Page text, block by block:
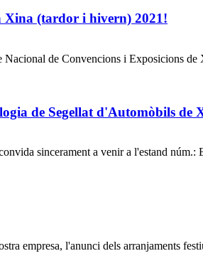
Xina (tardor i hivern) 2021!
de Convencions i Exposicions de
de Segellat d'Automòbils de
sincerament a venir a l'estand núm.:
empresa, l'anunci dels arranjaments